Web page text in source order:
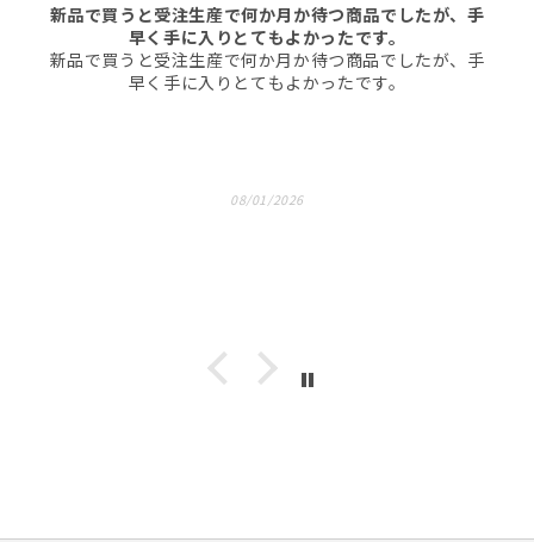
新品で買うと受注生産で何か月か待つ商品でしたが、手
早く手に入りとてもよかったです。
新品で買うと受注生産で何か月か待つ商品でしたが、手
早く手に入りとてもよかったです。
08/01/2026